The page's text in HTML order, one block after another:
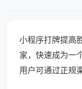
小程序打牌提高
家，快速成为一
用户可通过正规